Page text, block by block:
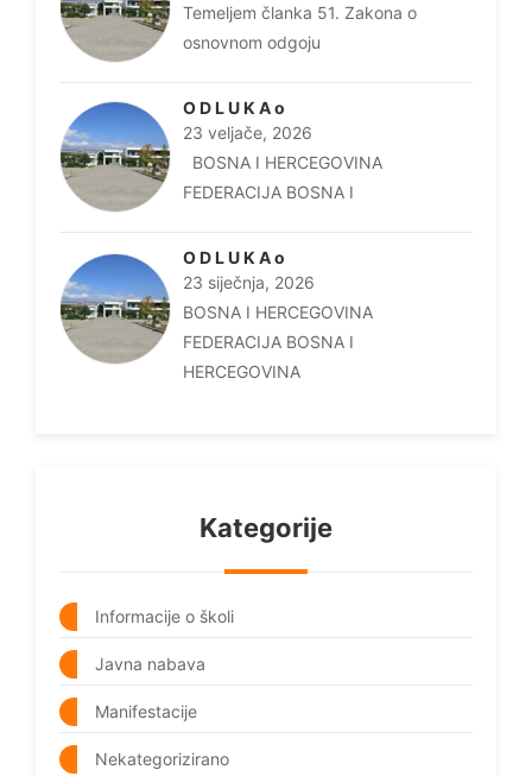
Temeljem članka 51. Zakona o
osnovnom odgoju
O D L U K A o
23 veljače, 2026
BOSNA I HERCEGOVINA
FEDERACIJA BOSNA I
O D L U K A o
23 siječnja, 2026
BOSNA I HERCEGOVINA
FEDERACIJA BOSNA I
HERCEGOVINA
Kategorije
Informacije o školi
Javna nabava
Manifestacije
Nekategorizirano